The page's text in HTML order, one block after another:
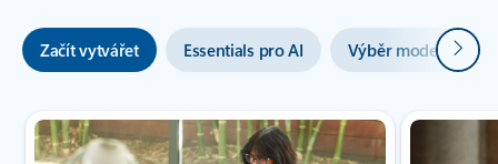
Začít vytvářet Essentials pro AI Výběr modelu Další
Zobrazuje se snímek 1 z(e) 3